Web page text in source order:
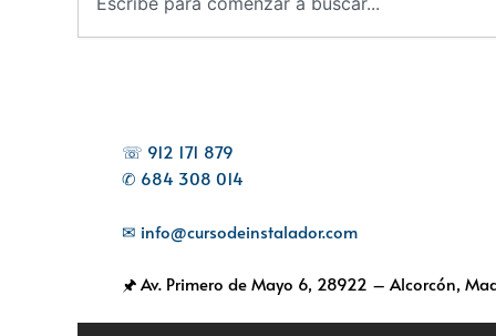
☏ 912 171 879
✆ 684 308 014
✉ info@cursodeinstalador.com
🖈 Av. Primero de Mayo 6, 28922 – Alcorcón,